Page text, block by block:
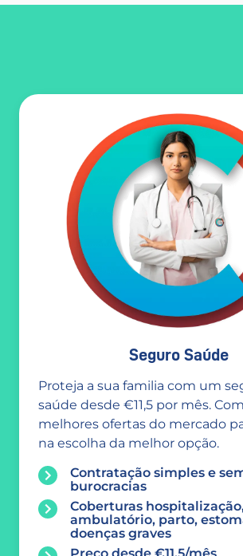
Seguro Saúde
Proteja a sua familia com um
saúde desde €11,5 por mês.
melhores ofertas do mercado
na escolha da melhor opção.
Contratação simples e
burocracias
Coberturas
ambulatório, parto,
doenças graves